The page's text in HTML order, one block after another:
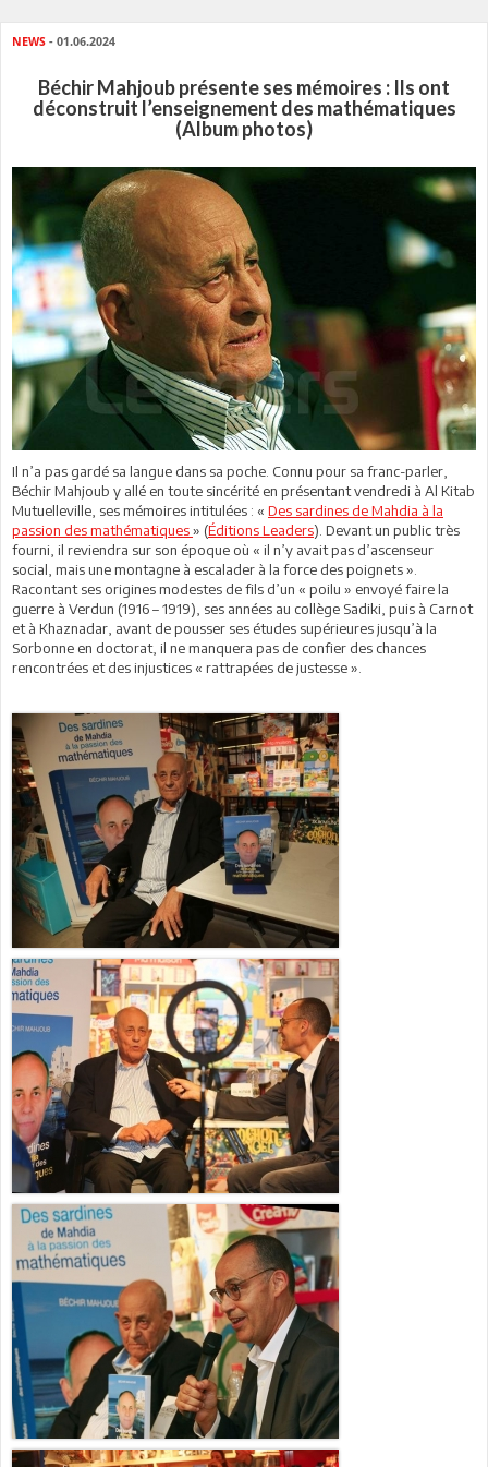
NEWS - 01.06.2024
Béchir Mahjoub présente ses mémoires : Ils ont
déconstruit l’enseignement des mathématiques
(Album photos)
Il n’a pas gardé sa langue dans sa poche. Connu pour sa franc-parler,
Béchir Mahjoub y allé en toute sincérité en présentant vendredi à Al Kitab
Mutuelleville, ses mémoires intitulées : « Des sardines de Mahdia à la
passion des mathématiques» (Éditions Leaders). Devant un public très
fourni, il reviendra sur son époque où « il n’y avait pas d’ascenseur
social, mais une montagne à escalader à la force des poignets ».
Racontant ses origines modestes de fils d’un « poilu » envoyé faire la
guerre à Verdun (1916 – 1919), ses années au collège Sadiki, puis à Carnot
et à Khaznadar, avant de pousser ses études supérieures jusqu’à la
Sorbonne en doctorat, il ne manquera pas de confier des chances
rencontrées et des injustices « rattrapées de justesse ».